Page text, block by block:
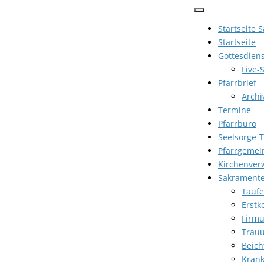
Startseite
Startseite
Live-
Pfarrbrief
Termine
Pfarrbüro
Seelsorge-
Taufe